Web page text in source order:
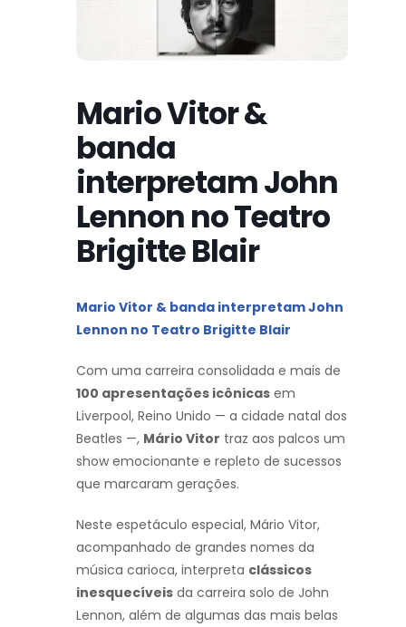
Mario Vitor &
banda
interpretam John
Lennon no Teatro
Brigitte Blair
Mario Vitor & banda interpretam John
Lennon no Teatro Brigitte Blair
Com uma carreira consolidada e mais de
100 apresentações icônicas em
Liverpool, Reino Unido — a cidade natal dos
Beatles —, Mário Vitor traz aos palcos um
show emocionante e repleto de sucessos
que marcaram gerações.
Neste espetáculo especial, Mário Vitor,
acompanhado de grandes nomes da
música carioca, interpreta clássicos
inesquecíveis da carreira solo de John
Lennon, além de algumas das mais belas